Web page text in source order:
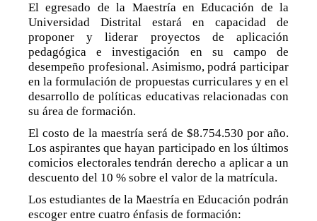
El egresado de la Maestría en Educación de la
Universidad Distrital estará en capacidad de
proponer y liderar proyectos de aplicación
pedagógica e investigación en su campo de
desempeño profesional. Asimismo, podrá participar
en la formulación de propuestas curriculares y en el
desarrollo de políticas educativas relacionadas con
su área de formación.
El costo de la maestría será de $8.754.530 por año.
Los aspirantes que hayan participado en los últimos
comicios electorales tendrán derecho a aplicar a un
descuento del 10 % sobre el valor de la matrícula.
Los estudiantes de la Maestría en Educación podrán
escoger entre cuatro énfasis de formación: